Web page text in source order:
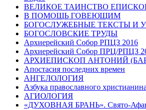
ВЕЛИКОЕ ТАИНСТВО
В ПОМОЩЬ ГОВЕЮЩИМ
БОГОСЛУЖЕБНЫЕ ТЕКСТЫ И
БОГОСЛОВСКИЕ ТРУДЫ
Архиерейский Собор РПЦЗ 2016
Архиерейский Собор ПРЦ/РПЦЗ
АРХИЕПИСКОП АНТОНИЙ
Апостасия последних времен
АНГЕЛОЛОГИЯ
Азбука православного христианина
АГИОЛОГИЯ
«ДУХОВНАЯ БРАНЬ». Свято-